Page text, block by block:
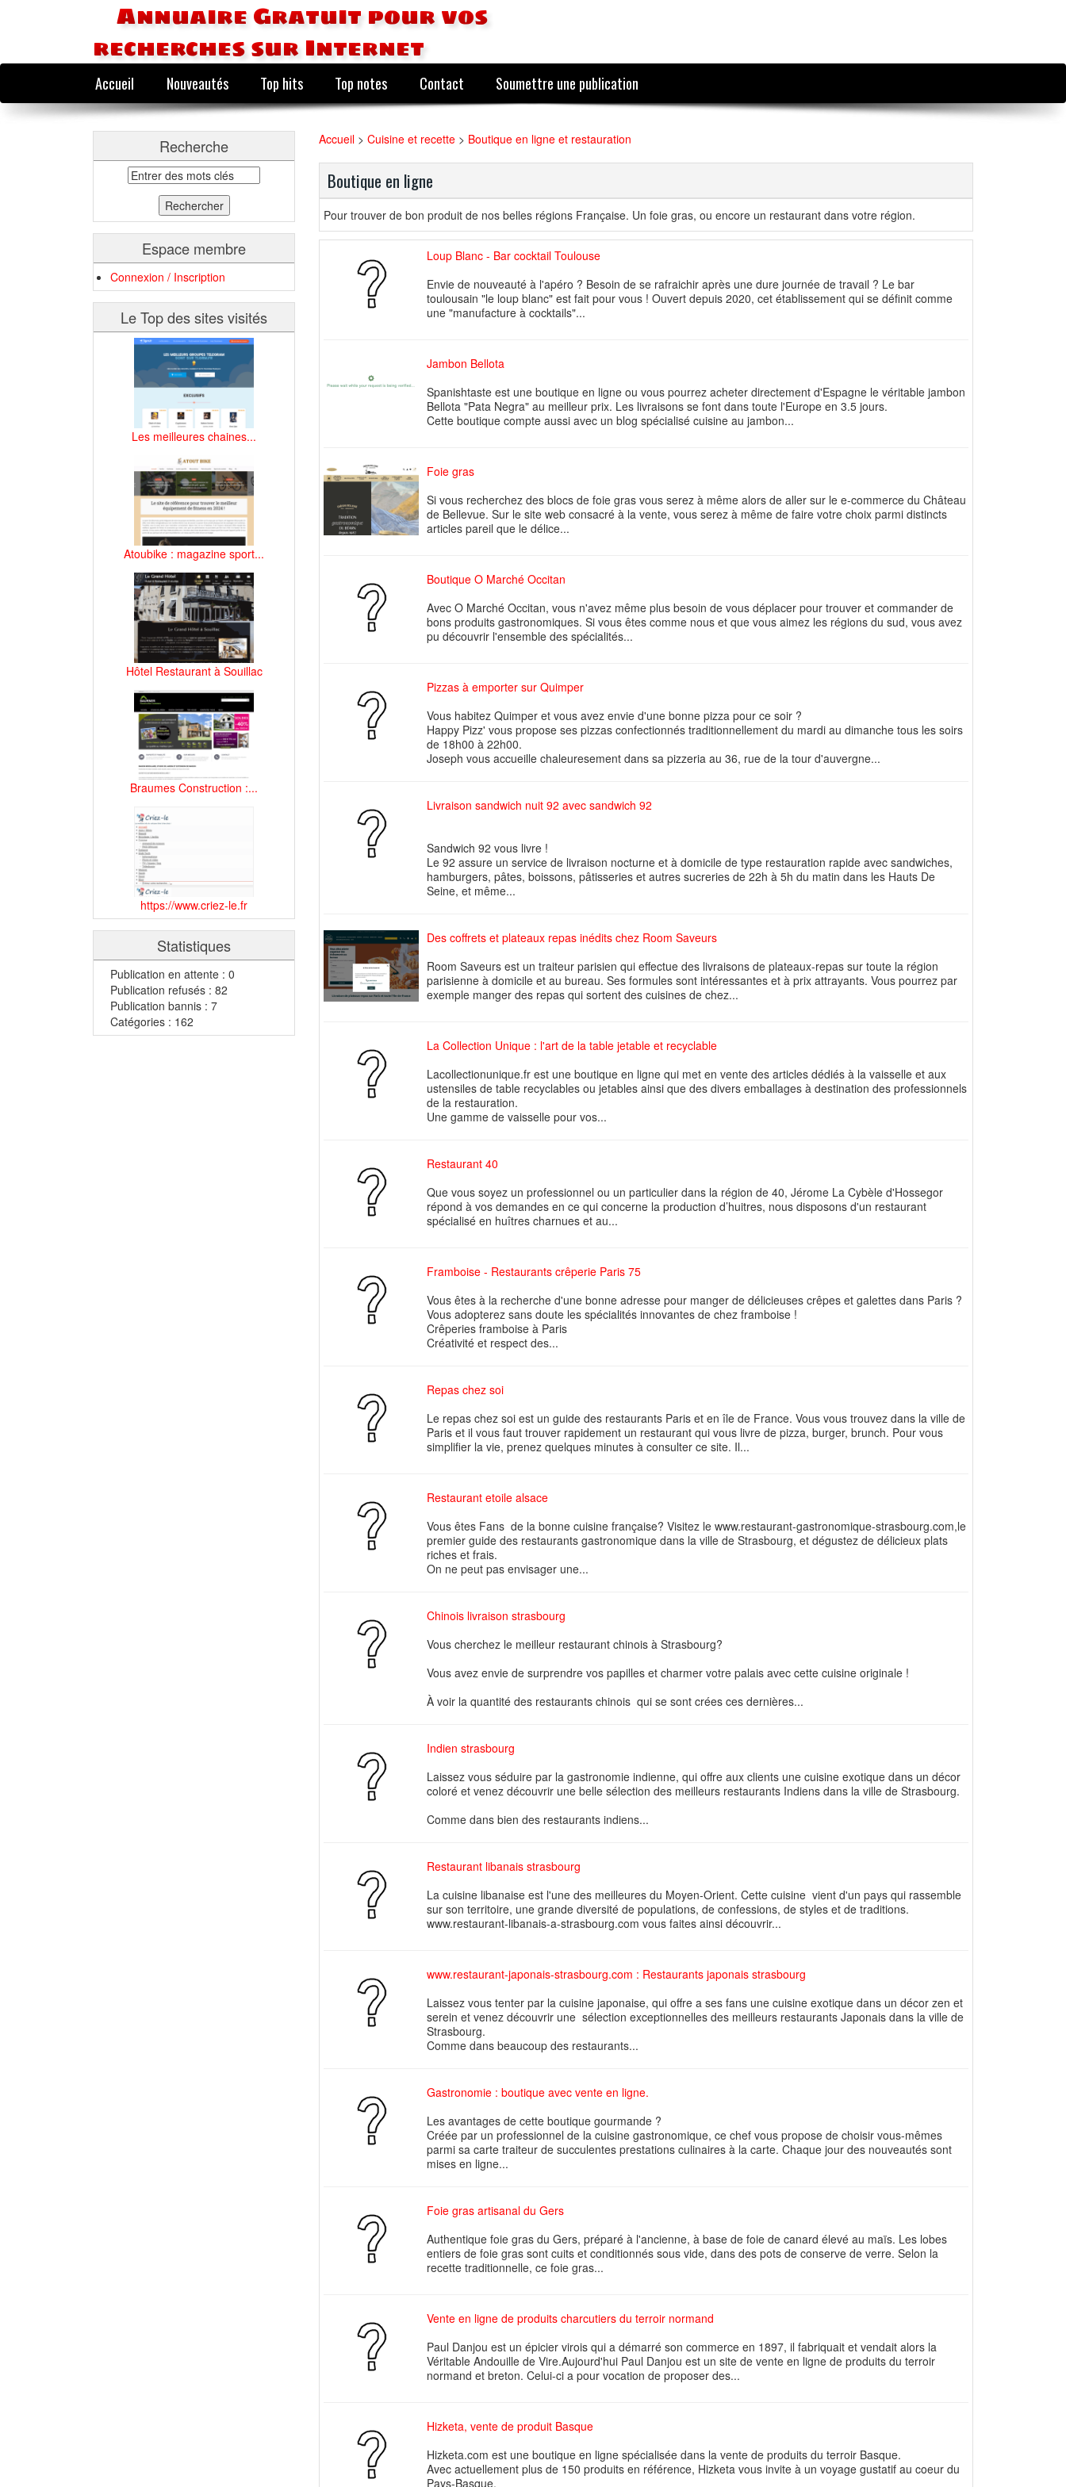
Annuaire Gratuit pour vos
recherches sur Internet
Accueil Nouveautés Top hits Top notes Contact Soumettre une publication
Recherche
Espace membre
Connexion / Inscription
Le Top des sites visités
Les meilleures chaines...
Atoubike : magazine sport...
Hôtel Restaurant à Souillac
Braumes Construction :...
https://www.criez-le.fr
Statistiques
Publication en attente : 0
Publication refusés : 82
Publication bannis : 7
Catégories : 162
Accueil > Cuisine et recette > Boutique en ligne et restauration
Boutique en ligne
Pour trouver de bon produit de nos belles régions Française. Un foie gras, ou encore un restaurant dans votre région.
Loup Blanc - Bar cocktail Toulouse
Envie de nouveauté à l'apéro ? Besoin de se rafraichir après une dure journée de travail ? Le bar
toulousain "le loup blanc" est fait pour vous ! Ouvert depuis 2020, cet établissement qui se définit comme
une "manufacture à cocktails"...
Jambon Bellota
Spanishtaste est une boutique en ligne ou vous pourrez acheter directement d'Espagne le véritable jambon
Bellota "Pata Negra" au meilleur prix. Les livraisons se font dans toute l'Europe en 3.5 jours.
Cette boutique compte aussi avec un blog spécialisé cuisine au jambon...
Foie gras
Si vous recherchez des blocs de foie gras vous serez à même alors de aller sur le e-commerce du Château
de Bellevue. Sur le site web consacré à la vente, vous serez à même de faire votre choix parmi distincts
articles pareil que le délice...
Boutique O Marché Occitan
Avec O Marché Occitan, vous n'avez même plus besoin de vous déplacer pour trouver et commander de
bons produits gastronomiques. Si vous êtes comme nous et que vous aimez les régions du sud, vous avez
pu découvrir l'ensemble des spécialités...
Pizzas à emporter sur Quimper
Vous habitez Quimper et vous avez envie d'une bonne pizza pour ce soir ?
Happy Pizz' vous propose ses pizzas confectionnés traditionnellement du mardi au dimanche tous les soirs
de 18h00 à 22h00.
Joseph vous accueille chaleuresement dans sa pizzeria au 36, rue de la tour d'auvergne...
Livraison sandwich nuit 92 avec sandwich 92
Sandwich 92 vous livre !
Le 92 assure un service de livraison nocturne et à domicile de type restauration rapide avec sandwiches,
hamburgers, pâtes, boissons, pâtisseries et autres sucreries de 22h à 5h du matin dans les Hauts De
Seine, et même...
Des coffrets et plateaux repas inédits chez Room Saveurs
Room Saveurs est un traiteur parisien qui effectue des livraisons de plateaux-repas sur toute la région
parisienne à domicile et au bureau. Ses formules sont intéressantes et à prix attrayants. Vous pourrez par
exemple manger des repas qui sortent des cuisines de chez...
La Collection Unique : l'art de la table jetable et recyclable
Lacollectionunique.fr est une boutique en ligne qui met en vente des articles dédiés à la vaisselle et aux
ustensiles de table recyclables ou jetables ainsi que des divers emballages à destination des professionnels
de la restauration.
Une gamme de vaisselle pour vos...
Restaurant 40
Que vous soyez un professionnel ou un particulier dans la région de 40, Jérome La Cybèle d'Hossegor
répond à vos demandes en ce qui concerne la production d’huitres, nous disposons d'un restaurant
spécialisé en huîtres charnues et au...
Framboise - Restaurants crêperie Paris 75
Vous êtes à la recherche d'une bonne adresse pour manger de délicieuses crêpes et galettes dans Paris ?
Vous adopterez sans doute les spécialités innovantes de chez framboise !
Crêperies framboise à Paris
Créativité et respect des...
Repas chez soi
Le repas chez soi est un guide des restaurants Paris et en île de France. Vous vous trouvez dans la ville de
Paris et il vous faut trouver rapidement un restaurant qui vous livre de pizza, burger, brunch. Pour vous
simplifier la vie, prenez quelques minutes à consulter ce site. Il...
Restaurant etoile alsace
Vous êtes Fans de la bonne cuisine française? Visitez le www.restaurant-gastronomique-strasbourg.com,le
premier guide des restaurants gastronomique dans la ville de Strasbourg, et dégustez de délicieux plats
riches et frais.
On ne peut pas envisager une...
Chinois livraison strasbourg
Vous cherchez le meilleur restaurant chinois à Strasbourg?
Vous avez envie de surprendre vos papilles et charmer votre palais avec cette cuisine originale !
À voir la quantité des restaurants chinois qui se sont crées ces dernières...
Indien strasbourg
Laissez vous séduire par la gastronomie indienne, qui offre aux clients une cuisine exotique dans un décor
coloré et venez découvrir une belle sélection des meilleurs restaurants Indiens dans la ville de Strasbourg.
Comme dans bien des restaurants indiens...
Restaurant libanais strasbourg
La cuisine libanaise est l'une des meilleures du Moyen-Orient. Cette cuisine vient d'un pays qui rassemble
sur son territoire, une grande diversité de populations, de confessions, de styles et de traditions.
www.restaurant-libanais-a-strasbourg.com vous faites ainsi découvrir...
www.restaurant-japonais-strasbourg.com : Restaurants japonais strasbourg
Laissez vous tenter par la cuisine japonaise, qui offre a ses fans une cuisine exotique dans un décor zen et
serein et venez découvrir une sélection exceptionnelles des meilleurs restaurants Japonais dans la ville de
Strasbourg.
Comme dans beaucoup des restaurants...
Gastronomie : boutique avec vente en ligne.
Les avantages de cette boutique gourmande ?
Créée par un professionnel de la cuisine gastronomique, ce chef vous propose de choisir vous-mêmes
parmi sa carte traiteur de succulentes prestations culinaires à la carte. Chaque jour des nouveautés sont
mises en ligne...
Foie gras artisanal du Gers
Authentique foie gras du Gers, préparé à l'ancienne, à base de foie de canard élevé au maïs. Les lobes
entiers de foie gras sont cuits et conditionnés sous vide, dans des pots de conserve de verre. Selon la
recette traditionnelle, ce foie gras...
Vente en ligne de produits charcutiers du terroir normand
Paul Danjou est un épicier virois qui a démarré son commerce en 1897, il fabriquait et vendait alors la
Véritable Andouille de Vire.Aujourd'hui Paul Danjou est un site de vente en ligne de produits du terroir
normand et breton. Celui-ci a pour vocation de proposer des...
Hizketa, vente de produit Basque
Hizketa.com est une boutique en ligne spécialisée dans la vente de produits du terroir Basque.
Avec actuellement plus de 150 produits en référence, Hizketa vous invite à un voyage gustatif au coeur du
Pays-Basque.